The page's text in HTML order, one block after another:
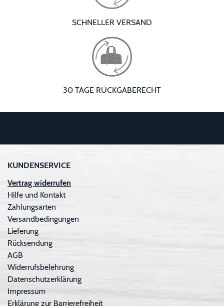
SCHNELLER VERSAND
30 TAGE RÜCKGABERECHT
KUNDENSERVICE
Vertrag widerrufen
Hilfe und Kontakt
Zahlungsarten
Versandbedingungen
Lieferung
Rücksendung
AGB
Widerrufsbelehrung
Datenschutzerklärung
Impressum
Erklärung zur Barrierefreiheit